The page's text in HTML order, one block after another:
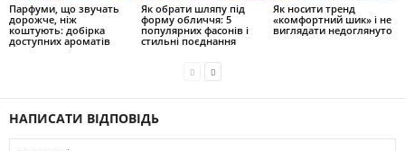
Парфуми, що звучать
дорожче, ніж
коштують: добірка
доступних ароматів
Як обрати шляпу під
форму обличчя: 5
популярних фасонів і
стильні поєднання
Як носити тренд
«комфортний шик» і не
виглядати недоглянуто
НАПИСАТИ ВІДПОВІДЬ